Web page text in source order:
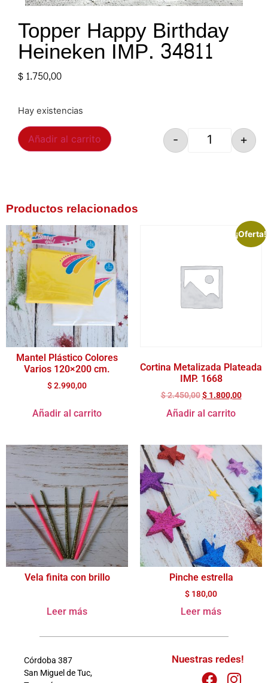
Topper Happy Birthday
Heineken IMP. 34811
$1.750,00
Hay existencias
- +
Añadir al carrito
Productos relacionados
Mantel Plástico Colores
Varios 120×200 cm.
$2.990,00
Añadir al carrito
¡Oferta!
Cortina Metalizada Plateada
IMP. 1668
$2.450,00 $1.800,00
Añadir al carrito
Vela finita con brillo
Leer más
Pinche estrella
$ 180,00
Leer más
Córdoba 387
San Miguel de Tuc,
Nuestras redes!